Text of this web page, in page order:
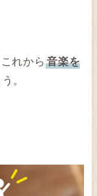
れから 音楽を
。